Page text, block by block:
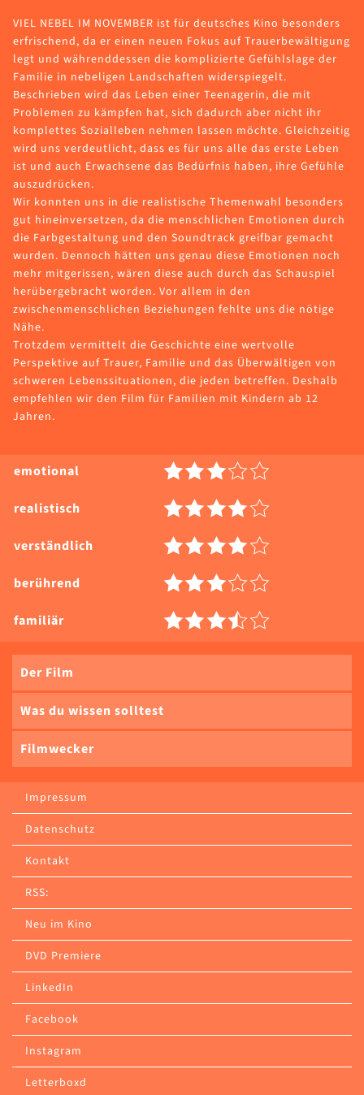
VIEL NEBEL IM NOVEMBER ist für deutsches Kino besonders
erfrischend, da er einen neuen Fokus auf Trauerbewältigung
legt und währenddessen die komplizierte Gefühlslage der
Familie in nebeligen Landschaften widerspiegelt.
Beschrieben wird das Leben einer Teenagerin, die mit
Problemen zu kämpfen hat, sich dadurch aber nicht ihr
komplettes Sozialleben nehmen lassen möchte. Gleichzeitig
wird uns verdeutlicht, dass es für uns alle das erste Leben
ist und auch Erwachsene das Bedürfnis haben, ihre Gefühle
auszudrücken.
Wir konnten uns in die realistische Themenwahl besonders
gut hineinversetzen, da die menschlichen Emotionen durch
die Farbgestaltung und den Soundtrack greifbar gemacht
wurden. Dennoch hätten uns genau diese Emotionen noch
mehr mitgerissen, wären diese auch durch das Schauspiel
herübergebracht worden. Vor allem in den
zwischenmenschlichen Beziehungen fehlte uns die nötige
Nähe.
Trotzdem vermittelt die Geschichte eine wertvolle
Perspektive auf Trauer, Familie und das Überwältigen von
schweren Lebenssituationen, die jeden betreffen. Deshalb
empfehlen wir den Film für Familien mit Kindern ab 12
Jahren.
emotional
realistisch
verständlich
berührend
familiär
Der Film
Was du wissen solltest
Filmwecker
Impressum
Datenschutz
Kontakt
RSS:
Neu im Kino
DVD Premiere
LinkedIn
Facebook
Instagram
Letterboxd